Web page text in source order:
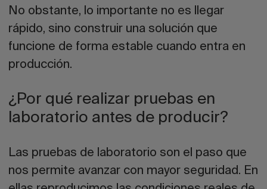
No obstante, lo importante no es llegar
rápido, sino construir una solución que
funcione de forma estable cuando entra en
producción.
¿Por qué realizar pruebas en
laboratorio antes de producir?
Las pruebas de laboratorio son el paso que
nos permite avanzar con mayor seguridad. En